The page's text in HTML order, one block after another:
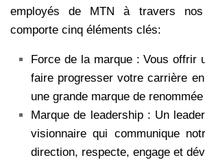
employés de MTN à travers nos
comporte cinq éléments clés:
Force de la marque : Vous offrir
faire progresser votre carrière
une grande marque de
Marque de leadership : Un
visionnaire qui communique
direction, respecte, engage et